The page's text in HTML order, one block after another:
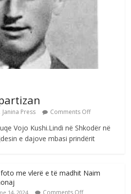
3, 2026 Comments Off
me vlera nga artistja e mirëfilltë
Gjoni
6, 2026 Comments Off
Janina Press Comments Off
Vojo Kushi.Lindi në Shkodër në
e dajove mbasi prindërit
me vlerë e të madhit Naim
14, 2024